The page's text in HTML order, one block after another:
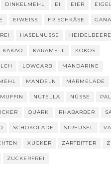
DINKELMEHL EI EIER
EIWEISS FRISCHKÄSE
HASELNÜSSE
KAKAO KARAMELL KOKOS
LOWCARB MANDARINE
MANDELN MARMELADE
MUFFIN NUTELLA NÜSSE
QUARK RHABARBER
SCHOKOLADE STREUSEL
XUCKER ZARTBITTER
ZUCKERFREI